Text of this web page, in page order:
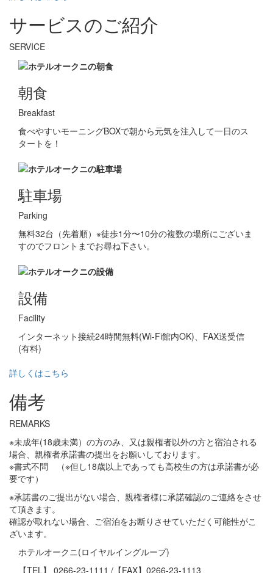
サービスのご紹介
SERVICE
朝食
Breakfast
食べやすいモーニングBOXで朝から元気を注入して一日のス
タートを！
駐車場
Parking
無料32台（先着順）※徒歩1分〜10分の複数の場所にございま
すのでフロントまでお尋ね下さい。
設備
Facility
インターネット接続24時間無料(Wi-Fi館内OK)、FAX送受信
(有料)
詳しくはこちら
備考
REMARKS
※未成年(18歳未満）の方のみ、又は親権者以外の方と宿泊される
場合、親権者承諾書の提出をお願いしております。
※書式不問 （※但し18歳以上であっても高校生の方は承諾書が必
要です）
※承諾書のご提出がない場合、親権者様に承諾確認のご連絡をさせ
て頂きます。
確認が取れない場合、ご宿泊をお断りさせていただく可能性がこ
ざいます。
ホテルオークニ(ロイヤルイングループ)
【TEL】 0266-23-1111 /【FAX】0266-23-1113